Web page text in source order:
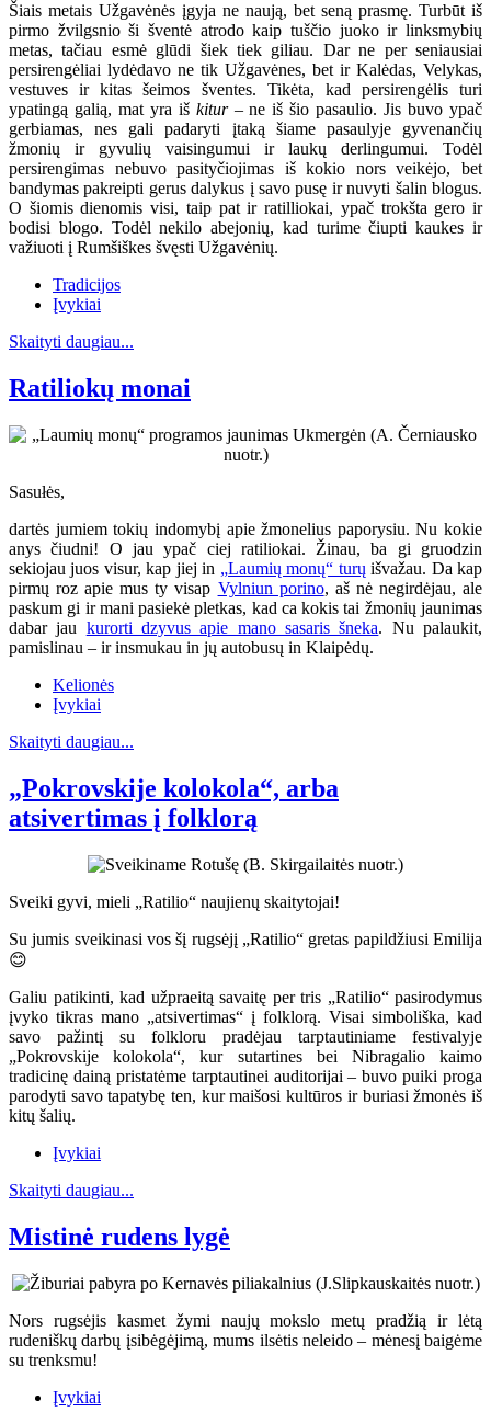
Šiais metais Užgavėnės įgyja ne naują, bet seną prasmę. Turbūt iš
pirmo žvilgsnio ši šventė atrodo kaip tuščio juoko ir linksmybių
metas, tačiau esmė glūdi šiek tiek giliau. Dar ne per seniausiai
persirengėliai lydėdavo ne tik Užgavėnes, bet ir Kalėdas, Velykas,
vestuves ir kitas šeimos šventes. Tikėta, kad persirengėlis turi
ypatingą galią, mat yra iš kitur– ne iš šio pasaulio. Jis buvo ypač
gerbiamas, nes gali padaryti įtaką šiame pasaulyje gyvenančių
žmonių ir gyvulių vaisingumui ir laukų derlingumui. Todėl
persirengimas nebuvo pasityčiojimas iš kokio nors veikėjo, bet
bandymas pakreipti gerus dalykus į savo pusę ir nuvyti šalin blogus.
O šiomis dienomis visi, taip pat ir ratilliokai, ypač trokšta gero ir
bodisi blogo. Todėl nekilo abejonių, kad turime čiupti kaukes ir
važiuoti į Rumšiškes švęsti Užgavėnių.
Tradicijos
Įvykiai
Skaityti daugiau...
Ratiliokų monai
Sasułės,
dartės jumiem tokių indomybį apie žmonelius paporysiu. Nu kokie
anys čiudni! O jau ypač ciej ratiliokai. Žinau, ba gi gruodzin
sekiojau juos visur, kap jiej in „Laumių monų“ turų išvažau. Da kap
pirmų roz apie mus ty visap Vylniun porino, aš nė negirdėjau, ale
paskum gi ir mani pasiekė pletkas, kad ca kokis tai žmonių jaunimas
dabar jau kurorti dzyvus apie mano sasaris šneka. Nu palaukit,
pamislinau – ir insmukau in jų autobusų in Klaipėdų.
Kelionės
Įvykiai
Skaityti daugiau...
„Pokrovskije kolokola“, arba
atsivertimas į folklorą
Sveiki gyvi, mieli „Ratilio“ naujienų skaitytojai!
Su jumis sveikinasi vos šį rugsėjį „Ratilio“ gretas papildžiusi Emilija
😊
Galiu patikinti, kad užpraeitą savaitę per tris „Ratilio“ pasirodymus
įvyko tikras mano „atsivertimas“ į folklorą. Visai simboliška, kad
savo pažintį su folkloru pradėjau tarptautiniame festivalyje
„Pokrovskije kolokola“, kur sutartines bei Nibragalio kaimo
tradicinę dainą pristatėme tarptautinei auditorijai – buvo puiki proga
parodyti savo tapatybę ten, kur maišosi kultūros ir buriasi žmonės iš
kitų šalių.
Įvykiai
Skaityti daugiau...
Mistinė rudens lygė
Nors rugsėjis kasmet žymi naujų mokslo metų pradžią ir lėtą
rudeniškų darbų įsibėgėjimą, mums ilsėtis neleido – mėnesį baigėme
su trenksmu!
Įvykiai